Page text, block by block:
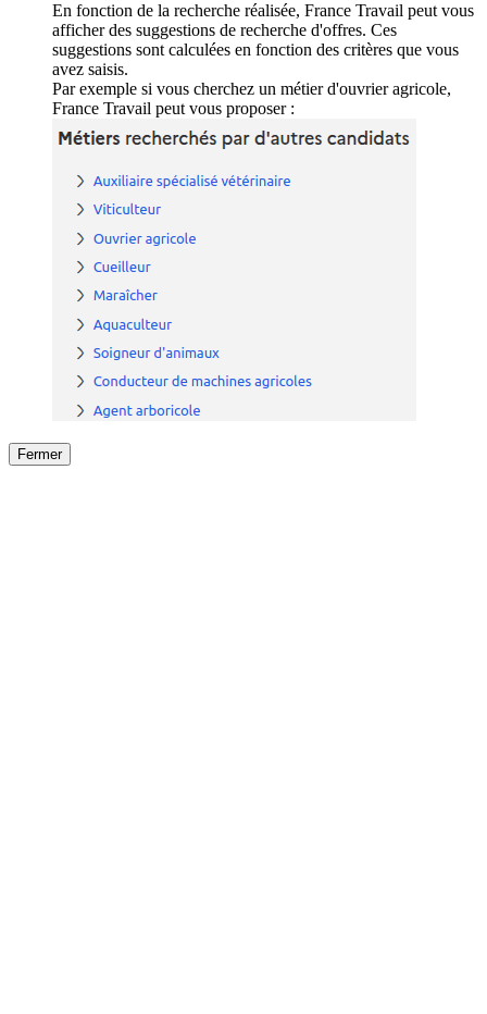
En fonction de la recherche réalisée, France Travail peut vous
afficher des suggestions de recherche d'offres. Ces
suggestions sont calculées en fonction des critères que vous
avez saisis.
Par exemple si vous cherchez un métier d'ouvrier agricole,
France Travail peut vous proposer :
Fermer